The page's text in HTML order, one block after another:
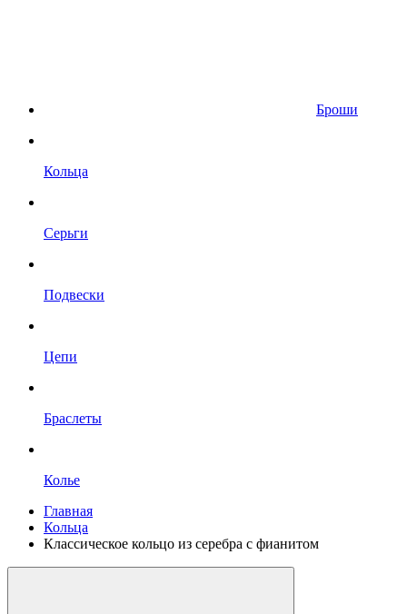
Броши
Кольца
Серьги
Подвески
Цепи
Браслеты
Колье
Главная
Кольца
Классическое кольцо из серебра с фианитом